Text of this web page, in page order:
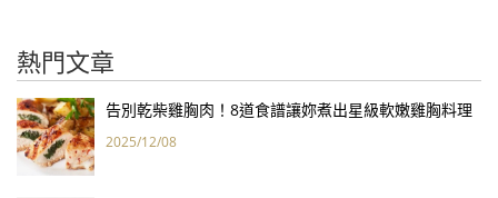
熱門文章
告別乾柴雞胸肉！8道食譜讓妳煮出星級軟嫩雞胸料理
2025/12/08